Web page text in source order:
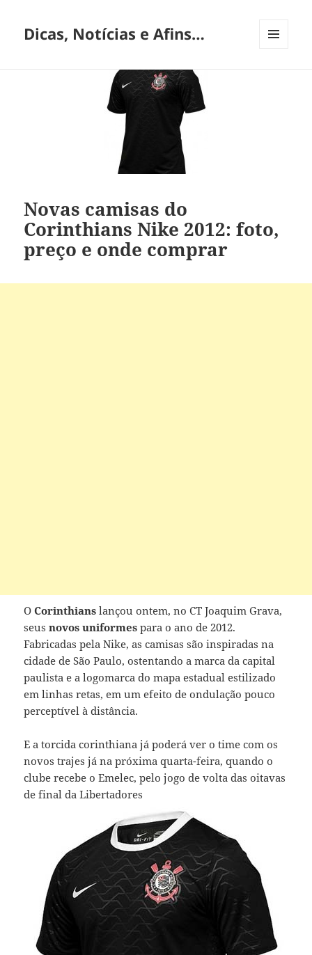
Dicas, Notícias e Afins…
Novas camisas do
Corinthians Nike 2012: foto,
preço e onde comprar
OCorinthians lançou ontem, no CT Joaquim Grava,
seusnovos uniformes para o ano de 2012.
Fabricadas pela Nike, as camisas são inspiradas na
cidade de São Paulo, ostentando a marca da capital
paulista e a logomarca do mapa estadual estilizado
em linhas retas, em um efeito de ondulação pouco
perceptível à distância.
E a torcida corinthiana já poderá ver o time com os
novos trajes já na próxima quarta-feira, quando o
clube recebe o Emelec, pelo jogo de volta das oitavas
de final da Libertadores